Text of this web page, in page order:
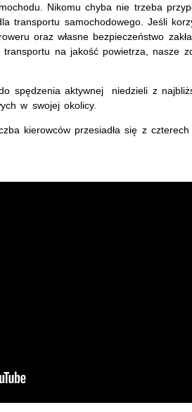
Nikomu chyba nie trzeba
transportu samochodowego. Jeśli
oraz własne bezpieczeństwo
na jakość powietrza, nasze
spędzenia aktywnej niedzieli z
w swojej okolicy.
kierowców przesiadła się z czterech